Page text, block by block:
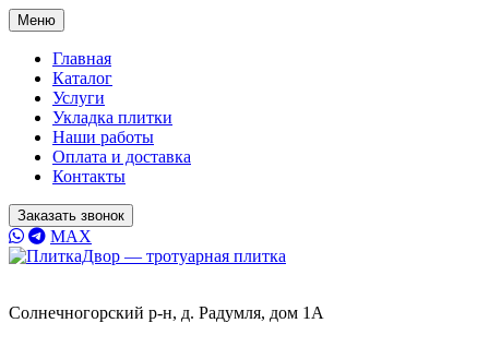
Меню
Главная
Каталог
Услуги
Укладка плитки
Наши работы
Оплата и доставка
Контакты
Заказать звонок
MAX
Солнечногорский р-н, д. Радумля, дом 1А